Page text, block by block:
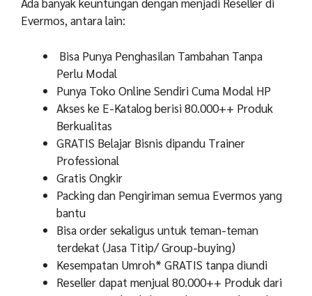
Evermos, antara lain:
Bisa Punya Penghasilan Tambahan Tanpa
Perlu Modal
Punya Toko Online Sendiri Cuma Modal HP
Akses ke E-Katalog berisi 80.000++ Produk
Berkualitas
GRATIS Belajar Bisnis dipandu Trainer
Professional
Gratis Ongkir
Packing dan Pengiriman semua Evermos yang
bantu
Bisa order sekaligus untuk teman-teman
terdekat (Jasa Titip/ Group-buying)
Kesempatan Umroh* GRATIS tanpa diundi
Reseller dapat menjual 80.000++ Produk dari